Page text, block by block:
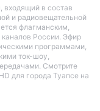
входящий в состав
и радиовещательной
флагманским,
России. Эфир
программами,
ток-шоу,
Смотрите
для города Туапсе на